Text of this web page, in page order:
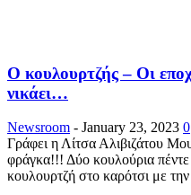
Ο κουλουρτζής – Οι
νικάει…
Newsroom - January 23, 2023 0
Γράφει η Λίτσα Αλιβιζάτου
φράγκα!!! Δύο κουλούρια
κουλουρτζή στο καρότσι με